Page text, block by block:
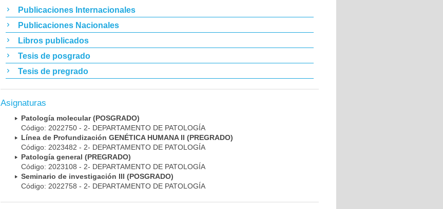
Publicaciones Internacionales
Publicaciones Nacionales
Libros publicados
Tesis de posgrado
Tesis de pregrado
Asignaturas
Patología molecular (POSGRADO)
Código: 2022750 - 2- DEPARTAMENTO DE PATOLOGÍA
Línea de Profundización GENÉTICA HUMANA II (PREGRADO)
Código: 2023482 - 2- DEPARTAMENTO DE PATOLOGÍA
Patología general (PREGRADO)
Código: 2023108 - 2- DEPARTAMENTO DE PATOLOGÍA
Seminario de investigación III (POSGRADO)
Código: 2022758 - 2- DEPARTAMENTO DE PATOLOGÍA